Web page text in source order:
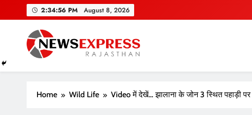
2:34:57 PM August 8, 2026
Home Wild Life Video में देखें… झालाना के जोन 3 स्थित पहाड़ी